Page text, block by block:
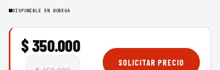
DISPONIBLE EN BODEGA
$ 350.000
SOLICITAR PRECIO